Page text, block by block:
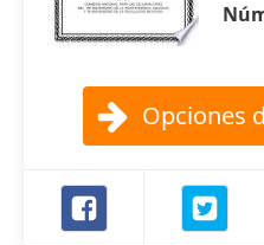
Opciones